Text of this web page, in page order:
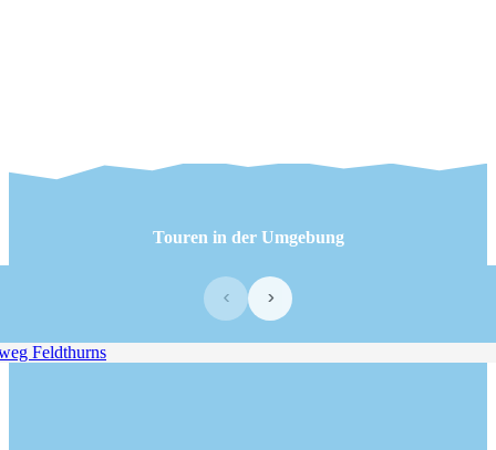
Touren in der Umgebung
‹ ›